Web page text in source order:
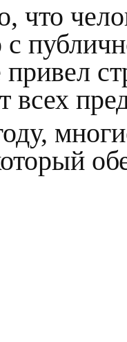
что
с
привел
всех